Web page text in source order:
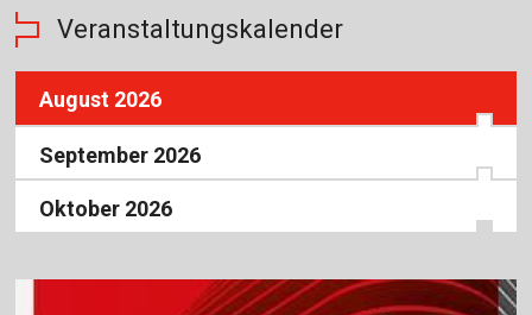
Veranstaltungskalender
August 2026
September 2026
Oktober 2026